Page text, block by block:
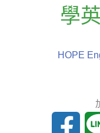
學
HOPE